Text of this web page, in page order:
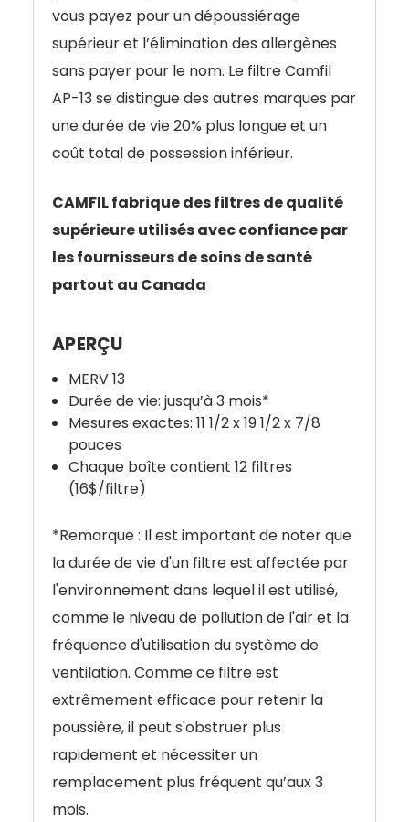
vous payez pour un dépoussiérage
supérieur et l’élimination des allergènes
sans payer pour le nom. Le filtre Camfil
AP-13 se distingue des autres marques par
une durée de vie 20% plus longue et un
coût total de possession inférieur.
CAMFIL fabrique des filtres de qualité
supérieure utilisés avec confiance par
les fournisseurs de soins de santé
partout au Canada
APERÇU
MERV 13
Durée de vie: jusqu’à 3 mois*
Mesures exactes: 11 1/2 x 19 1/2 x 7/8
pouces
Chaque boîte contient 12 filtres
(16$/filtre)
*Remarque : Il est important de noter que
la durée de vie d'un filtre est affectée par
l'environnement dans lequel il est utilisé,
comme le niveau de pollution de l'air et la
fréquence d'utilisation du système de
ventilation. Comme ce filtre est
extrêmement efficace pour retenir la
poussière, il peut s'obstruer plus
rapidement et nécessiter un
remplacement plus fréquent qu’aux 3
mois.